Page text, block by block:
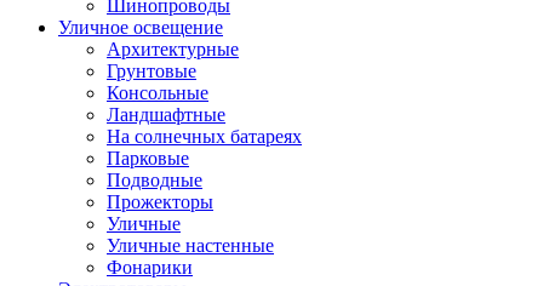
Шинопроводы
Уличное освещение
Архитектурные
Грунтовые
Консольные
Ландшафтные
На солнечных батареях
Парковые
Подводные
Прожекторы
Уличные
Уличные настенные
Фонарики